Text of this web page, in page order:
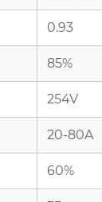
0.93
85%
254V
20-80A
60%